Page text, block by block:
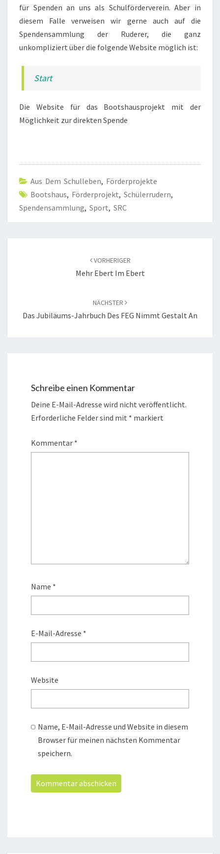
für Spenden an uns als Schulförderverein. Aber in
diesem Falle verweisen wir gerne auch auf die
Spendensammlung der Ruderer, die ganz
unkompliziert über die folgende Website möglich ist:
Start
Die Website für das Bootshausprojekt mit der
Möglichkeit zur direkten Spende
Aus Dem Schulleben, Förderprojekte
Bootshaus, Förderprojekt, Schülerrudern,
Spendensammlung, Sport, SRC
VORHERIGER
Mehr Ebert Im Ebert
NÄCHSTER
Das Jubiläums-Jahrbuch Des FEG Nimmt Gestalt An
Schreibe einen Kommentar
Deine E-Mail-Adresse wird nicht veröffentlicht.
Erforderliche Felder sind mit * markiert
Kommentar *
Name *
E-Mail-Adresse *
Website
Name, E-Mail-Adresse und Website in diesem
Browser für meinen nächsten Kommentar
speichern.